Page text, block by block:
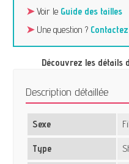
➤Voir le Guide des tailles
➤Une question ?
Découvrez les détails
Description détaillée
Sexe
Type